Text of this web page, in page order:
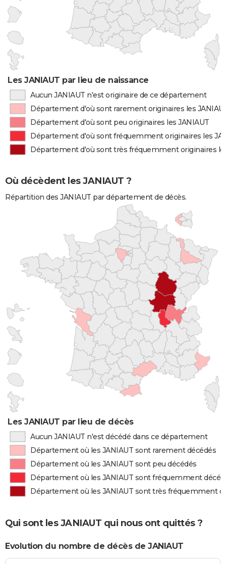
Les JANIAUT par lieu de naissance
Aucun JANIAUT n'est originaire de ce département
Département d'où sont rarement originaires les
Département d'où sont peu originaires les JANIAUT
Département d'où sont fréquemment originaires les
Département d'où sont très fréquemment originaires
Où décèdent les JANIAUT ?
Répartition des JANIAUT par département de décès.
Les JANIAUT par lieu de décès
Aucun JANIAUT n'est décédé dans ce département
Département où les JANIAUT sont rarement décédés
Département où les JANIAUT sont peu décédés
Département où les JANIAUT sont fréquemment
Département où les JANIAUT sont très fréquemment
Qui sont les JANIAUT qui nous ont quittés ?
Evolution du nombre de décès de JANIAUT